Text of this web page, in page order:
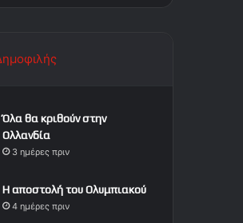
Όλα θα κριθούν στην
Ολλανδία
3 ημέρες πριν
Η αποστολή του Ολυμπιακού
4 ημέρες πριν